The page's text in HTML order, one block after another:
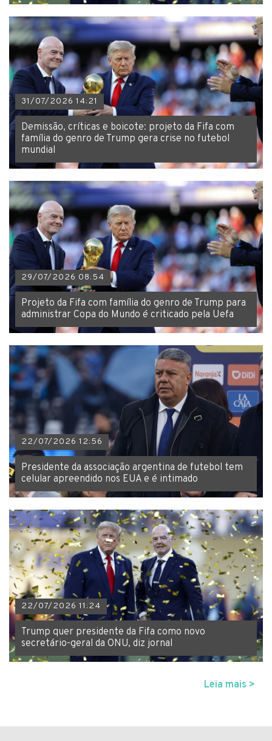
31/07/2026 14:21
Demissão, críticas e boicote: projeto da Fifa com
família do genro de Trump gera crise no futebol
mundial
29/07/2026 08:54
Projeto da Fifa com família do genro de Trump para
administrar Copa do Mundo é criticado pela Uefa
22/07/2026 12:56
Presidente da associação argentina de futebol tem
celular apreendido nos EUA e é intimado
22/07/2026 11:24
Trump quer presidente da Fifa como novo
secretário-geral da ONU, diz jornal
Leia mais >